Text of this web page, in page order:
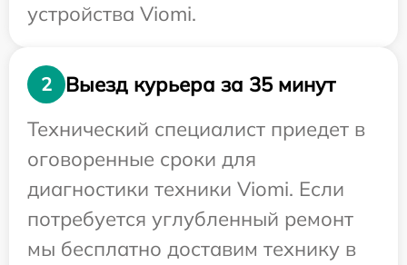
устройства Viomi.
2
Выезд курьера за 35 минут
Технический специалист приедет в
оговоренные сроки для
диагностики техники Viomi. Если
потребуется углубленный ремонт
мы бесплатно доставим технику в